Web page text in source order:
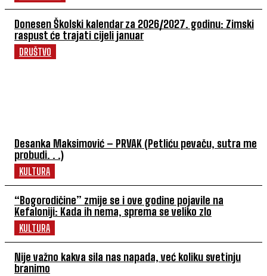
Donesen Školski kalendar za 2026/2027. godinu: Zimski
raspust će trajati cijeli januar
DRUŠTVO
Desanka Maksimović – PRVAK (Petliću pevaču, sutra me
probudi. . .)
KULTURA
“Bogorodičine” zmije se i ove godine pojavile na
Kefaloniji: Kada ih nema, sprema se veliko zlo
KULTURA
Nije važno kakva sila nas napada, već koliku svetinju
branimo